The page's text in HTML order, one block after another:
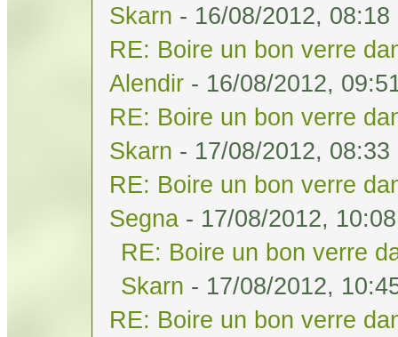
Skarn - 16/08/2012, 08:18
RE: Boire un bon verre
Alendir - 16/08/2012,
RE: Boire un bon verre
Skarn - 17/08/2012, 08:33
RE: Boire un bon verre
Segna - 17/08/2012, 10:08
RE: Boire un bon verre
Skarn - 17/08/2012,
RE: Boire un bon verre